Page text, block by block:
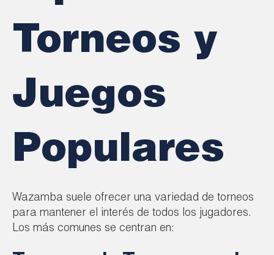
Torneos y
Juegos
Populares
Wazamba suele ofrecer una variedad de torneos
para mantener el interés de todos los jugadores.
Los más comunes se centran en: